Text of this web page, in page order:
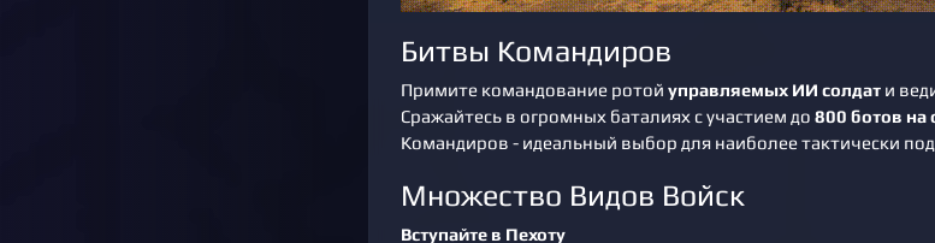
Битвы Командиров
Примите командование ротой управляемых ИИ солдати
Сражайтесь в огромных баталиях с участием до 800 ботов на
Командиров - идеальный выбор для наиболее тактически
Множество Видов Войск
Вступайте в Пехоту